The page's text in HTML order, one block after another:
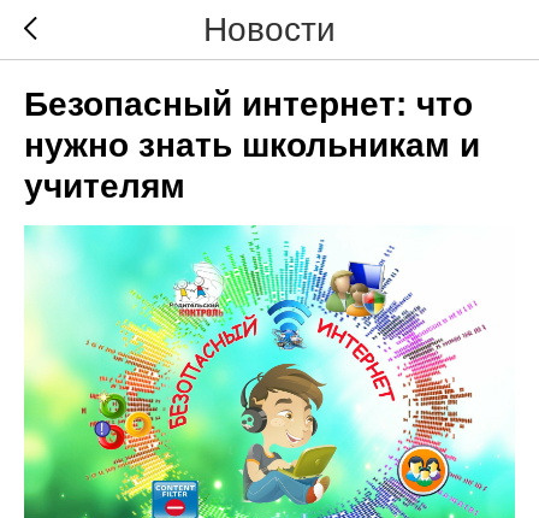
Новости
Безопасный интернет: что
нужно знать школьникам и
учителям